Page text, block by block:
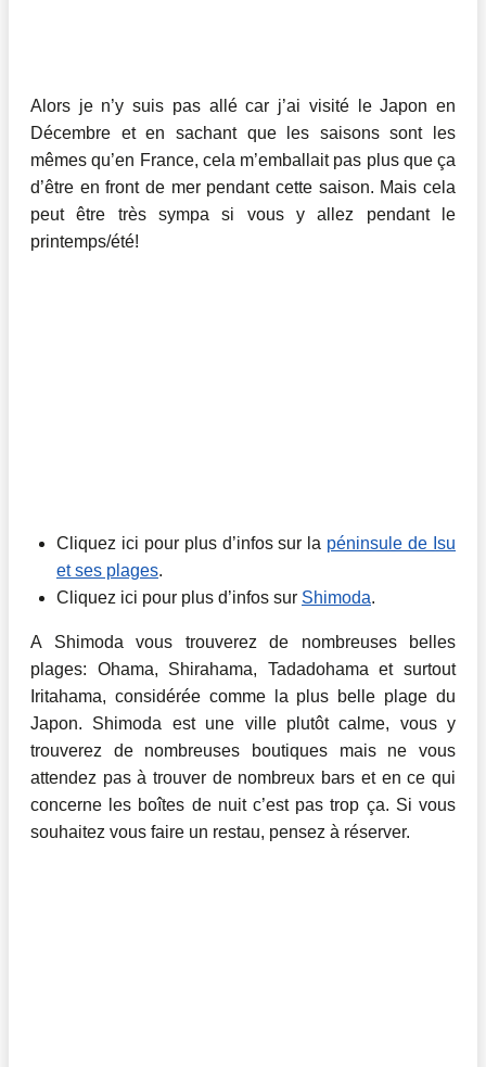
Alors je n’y suis pas allé car j’ai visité le Japon en
Décembre et en sachant que les saisons sont les
mêmes qu’en France, cela m’emballait pas plus que ça
d’être en front de mer pendant cette saison. Mais cela
peut être très sympa si vous y allez pendant le
printemps/été!
Cliquez ici pour plus d’infos sur la péninsule de Isu
et ses plages.
Cliquez ici pour plus d’infos sur Shimoda.
A Shimoda vous trouverez de nombreuses belles
plages: Ohama, Shirahama, Tadadohama et surtout
Iritahama, considérée comme la plus belle plage du
Japon. Shimoda est une ville plutôt calme, vous y
trouverez de nombreuses boutiques mais ne vous
attendez pas à trouver de nombreux bars et en ce qui
concerne les boîtes de nuit c’est pas trop ça. Si vous
souhaitez vous faire un restau, pensez à réserver.